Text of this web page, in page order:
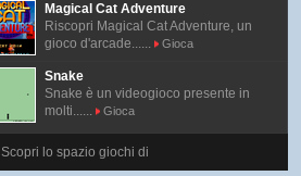
Magical Cat Adventure
Riscopri Magical Cat Adventure, un
gioco d'arcade......
Gioca
Snake
Snake è un videogioco presente in
molti......
Gioca
Scopri lo spazio giochi di